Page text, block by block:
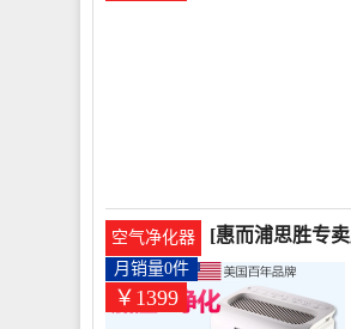
空气净化器
[惠而浦思胜专
元
￥1399
月销量0件